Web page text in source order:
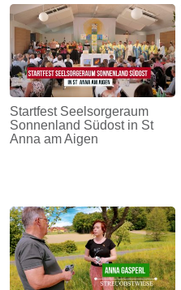
Startfest Seelsorgeraum
Sonnenland Südost in St
Anna am Aigen